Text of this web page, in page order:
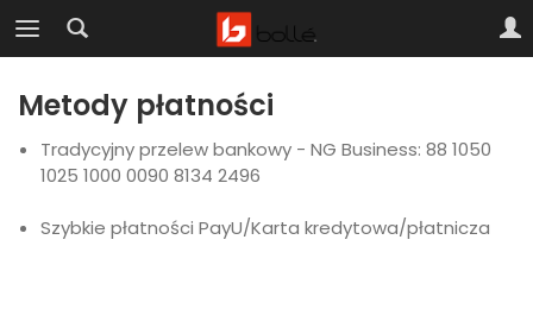
Metody płatności
Tradycyjny przelew bankowy - NG Business: 88 1050
1025 1000 0090 8134 2496
Szybkie płatności PayU/Karta kredytowa/płatnicza